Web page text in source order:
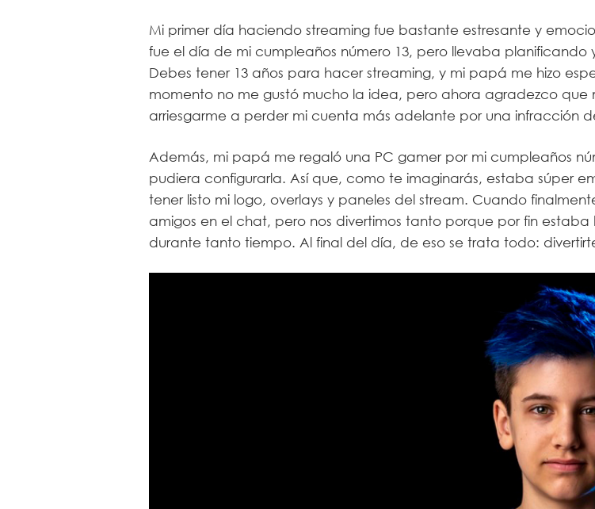
Mi primer día haciendo streaming fue bastante estresante y
fue el día de mi cumpleaños número 13, pero llevaba
Debes tener 13 años para hacer streaming, y mi papá me hizo
momento no me gustó mucho la idea, pero ahora agradezco que
arriesgarme a perder mi cuenta más adelante por una infracción
Además, mi papá me regaló una PC gamer por mi cumpleaños
pudiera configurarla. Así que, como te imaginarás, estaba súper
tener listo mi logo, overlays y paneles del stream. Cuando
amigos en el chat, pero nos divertimos tanto porque por fin
durante tanto tiempo. Al final del día, de eso se trata todo: